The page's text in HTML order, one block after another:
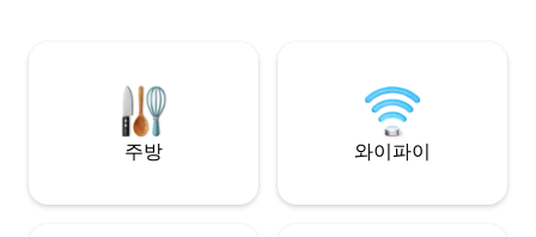
물과 잠금장치가 있는 문이 있습니다.
자동차 운행: 1.5시
2.0시간, 모레타이
주방 와이파이